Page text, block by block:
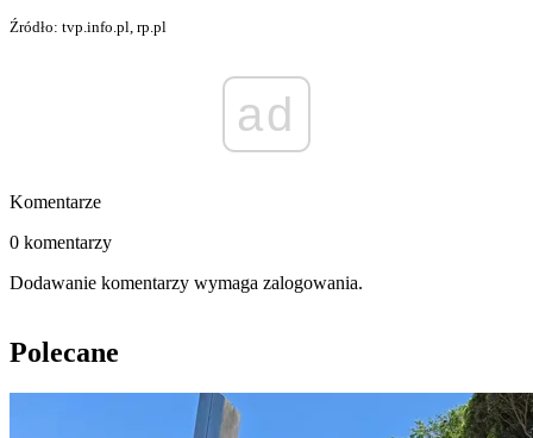
Źródło: tvp.info.pl, rp.pl
ad
Komentarze
0 komentarzy
Dodawanie komentarzy wymaga zalogowania.
Polecane